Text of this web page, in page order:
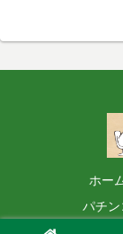
ホー
パチン